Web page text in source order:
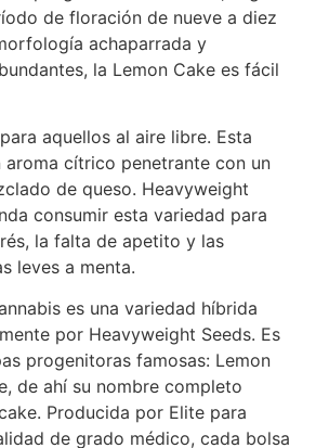
de floración de nueve a diez
achaparrada y
la Lemon Cake es fácil
aquellos al aire libre. Esta
aroma cítrico penetrante con un
de queso. Heavyweight
consumir esta variedad para
la falta de apetito y las
leves a menta.
es una variedad híbrida
por Heavyweight Seeds. Es
progenitoras famosas: Lemon
de ahí su nombre completo
Producida por Elite para
de grado médico, cada bolsa